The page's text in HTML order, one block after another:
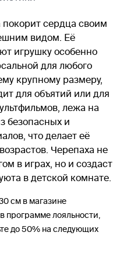
покорит сердца своим
видом. Её
игрушку особенно
для любого
крупному размеру,
для объятий или для
лежа на
безопасных и
что делает её
Черепаха не
в играх, но и создаст
в детской комнате.
см в магазине
программе лояльности,
до 50% на следующих